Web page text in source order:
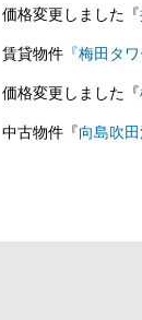
価格変更しました『
賃貸物件 『梅田タワ
価格変更しました『
中古物件『向島吹